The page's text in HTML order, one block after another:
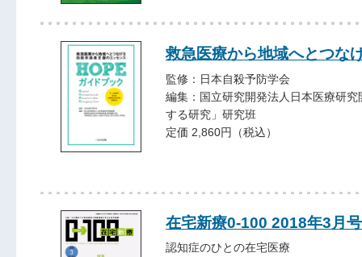
救急医療から地域へとつな
監修：日本自殺予防学会
編集：国立研究開発法人日本医療研
する研究」研究班
定価 2,860円（税込）
在宅新療0-100 2018年3月号
認知症のひとの在宅医療